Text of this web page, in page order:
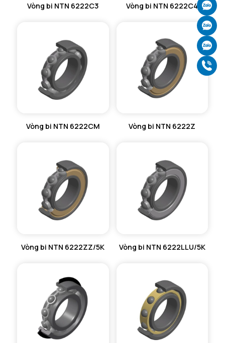
Vòng bi NTN 6222C3 Vòng bi NTN 6222C4
Vòng bi NTN 6222CM Vòng bi NTN 6222Z
Vòng bi NTN 6222ZZ/5K Vòng bi NTN 6222LLU/5K